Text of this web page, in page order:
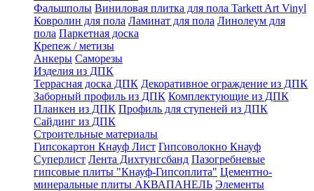
Фальшполы Виниловая плитка для пола Tarkett Art Vinyl
Ковролин для пола Ламинат для пола Линолеум для
пола Паркетная доска
Крепеж / метизы
Анкеры Саморезы
Изделия из ДПК
Террасная доска ДПК Декоративное ограждение из ДПК
Заборный профиль из ДПК Комплектующие из ДПК
Планкен из ДПК Профиль для ступеней из ДПК
Сайдинг из ДПК
Строительные материалы
Гипсокартон Кнауф Лист Гипсоволокно Кнауф
Суперлист Лента Дихтунгсбанд Пазогребневые
гипсовые плиты "Кнауф-Гипсоплита" Цементно-
минеральные плиты АКВАПАНЕЛЬ Элементы